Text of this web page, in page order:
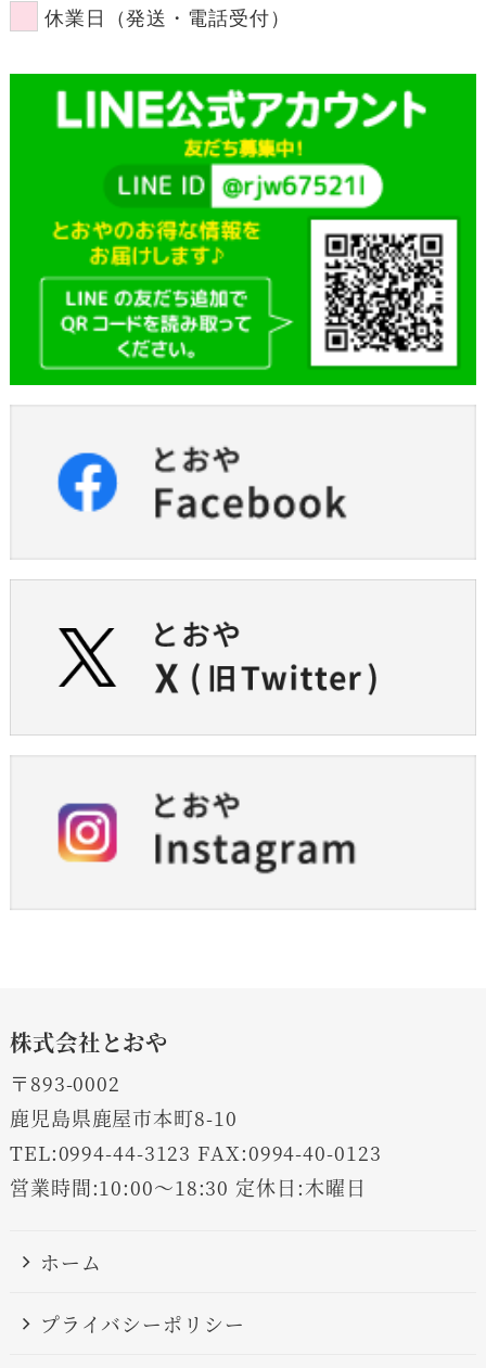
休業日（発送・電話受付）
株式会社とおや
〒893-0002
鹿児島県鹿屋市本町8-10
TEL:0994-44-3123 FAX:0994-40-0123
営業時間:10:00～18:30 定休日:木曜日
ホーム
プライバシーポリシー